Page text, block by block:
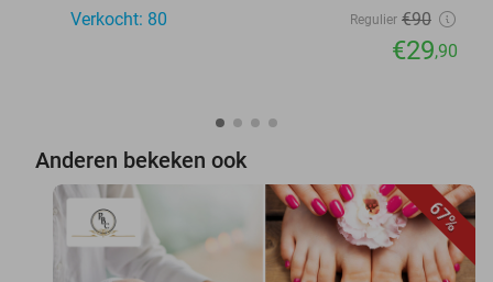
Verkocht: 80
Regulier €90
€29,90
Anderen bekeken ook
67%